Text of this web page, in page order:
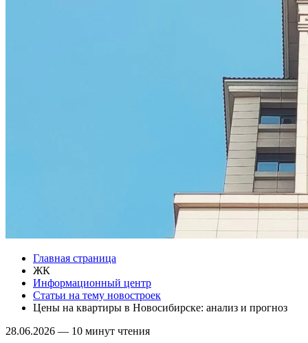
Главная страница
ЖК
Информационный центр
Статьи на тему новостроек
Цены на квартиры в Новосибирске: анализ и прогноз
28.06.2026 — 10 минут чтения